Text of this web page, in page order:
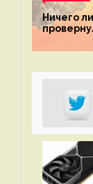
Ничего
механике